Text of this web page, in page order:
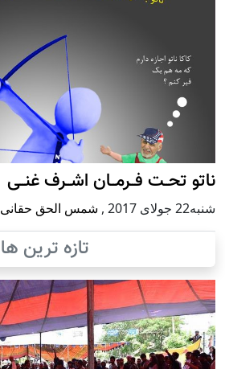
ناتو تحــت فــرمــان اشــرف غنــی
شنبه22 جولای 2017 , شمس الحق حقانی
تازه ترین ها